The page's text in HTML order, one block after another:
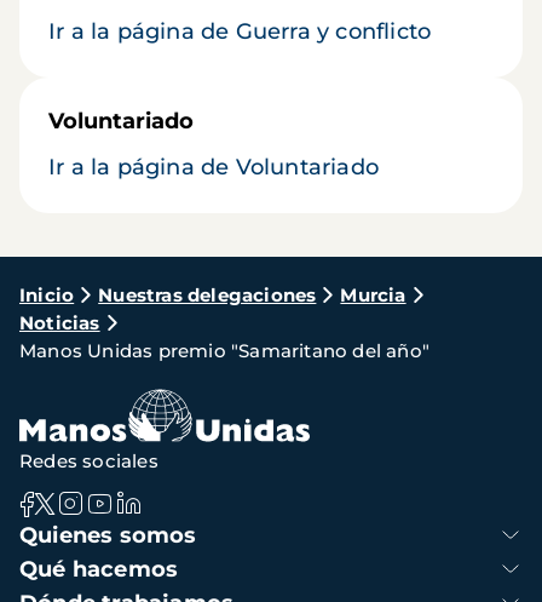
Ir a la página de Guerra y conflicto
Voluntariado
Ir a la página de Voluntariado
Ruta
de
navegación
Inicio Nuestras delegaciones
Murcia
Noticias
Manos Unidas premio "Samaritano del año"
Navegación
principal
Quienes somos
Qué hacemos
Redes sociales